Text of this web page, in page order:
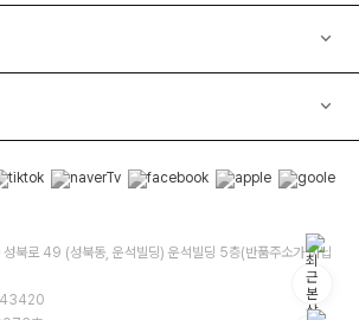
북로 49 (성북동, 운석빌딩) 운석빌딩 5층(반품주소가 아닙
43420